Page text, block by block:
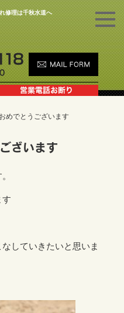
修理は千秋水道へ
めでとうございます
ざいます
す
していきたいと思いま